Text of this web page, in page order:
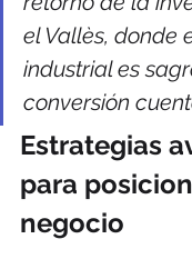
el Vallès, donde
industrial es
conversión
Estrategias
para
negocio